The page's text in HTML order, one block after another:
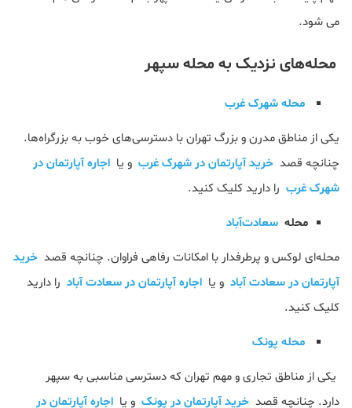
می شود.
محله‌های نزدیک به محله سپهر
محله شهرک غرب
یکی از مناطق مدرن و بزرگ تهران با دسترسی‌های خوب به بزرگراه‌ها.
چنانچه قصد خرید آپارتمان در شهرک غرب و یا اجاره آپارتمان در
شهرک غرب را دارید کلیک کنید.
محله سعادت‌آباد
محله‌ای لوکس و پرطرفدار با امکانات رفاهی فراوان. چنانچه قصد خرید
آپارتمان در سعادت آباد و یا اجاره آپارتمان در سعادت آباد را دارید
کلیک کنید.
محله پونک
یکی از مناطق تجاری و مهم تهران که دسترسی مناسبی به سپهر
دارد. چنانچه قصد خرید آپارتمان در پونک و یا اجاره آپارتمان در